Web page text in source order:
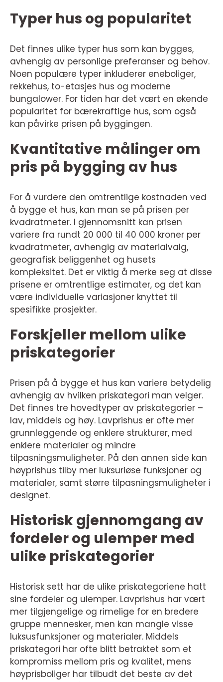
Typer hus og popularitet
Det finnes ulike typer hus som kan bygges,
avhengig av personlige preferanser og behov.
Noen populære typer inkluderer eneboliger,
rekkehus, to-etasjes hus og moderne
bungalower. For tiden har det vært en økende
popularitet for bærekraftige hus, som også
kan påvirke prisen på byggingen.
Kvantitative målinger om
pris på bygging av hus
For å vurdere den omtrentlige kostnaden ved
å bygge et hus, kan man se på prisen per
kvadratmeter. I gjennomsnitt kan prisen
variere fra rundt 20 000 til 40 000 kroner per
kvadratmeter, avhengig av materialvalg,
geografisk beliggenhet og husets
kompleksitet. Det er viktig å merke seg at disse
prisene er omtrentlige estimater, og det kan
være individuelle variasjoner knyttet til
spesifikke prosjekter.
Forskjeller mellom ulike
priskategorier
Prisen på å bygge et hus kan variere betydelig
avhengig av hvilken priskategori man velger.
Det finnes tre hovedtyper av priskategorier –
lav, middels og høy. Lavprishus er ofte mer
grunnleggende og enklere strukturer, med
enklere materialer og mindre
tilpasningsmuligheter. På den annen side kan
høyprishus tilby mer luksuriøse funksjoner og
materialer, samt større tilpasningsmuligheter i
designet.
Historisk gjennomgang av
fordeler og ulemper med
ulike priskategorier
Historisk sett har de ulike priskategoriene hatt
sine fordeler og ulemper. Lavprishus har vært
mer tilgjengelige og rimelige for en bredere
gruppe mennesker, men kan mangle visse
luksusfunksjoner og materialer. Middels
priskategori har ofte blitt betraktet som et
kompromiss mellom pris og kvalitet, mens
høyprisboliger har tilbudt det beste av det